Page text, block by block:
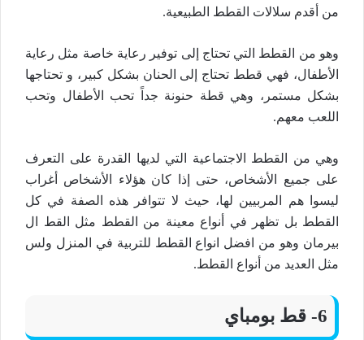
من أقدم سلالات القطط الطبيعية.
وهو من القطط التي تحتاج إلى توفير رعاية خاصة مثل رعاية
الأطفال، فهي قطط تحتاج إلى الحنان بشكل كبير، و تحتاجها
بشكل مستمر، وهي قطة حنونة جداً تحب الأطفال وتحب
اللعب معهم.
وهي من القطط الاجتماعية التي لديها القدرة على التعرف
على جميع الأشخاص، حتى إذا كان هؤلاء الأشخاص أغراب
ليسوا هم المربيين لها، حيث لا تتوافر هذه الصفة في كل
القطط بل تظهر في أنواع معينة من القطط مثل القط ال
بيرمان وهو من افضل انواع القطط للتربية في المنزل ولس
مثل العديد من أنواع القطط.
6- قط بومباي